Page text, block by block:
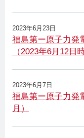
2023年6月23日
福島第ー原子力発
（2023年6月12日
2023年6月7日
福島第ー原子力発
月）